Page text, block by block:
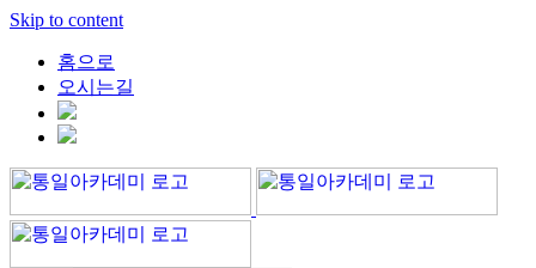
Skip to content
홈으로
오시는길